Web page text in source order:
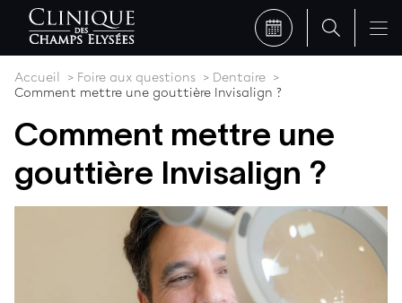
Accueil Foire aux questions
Dentaire
Comment mettre une gouttière Invisalign ?
Comment mettre une
gouttière Invisalign ?